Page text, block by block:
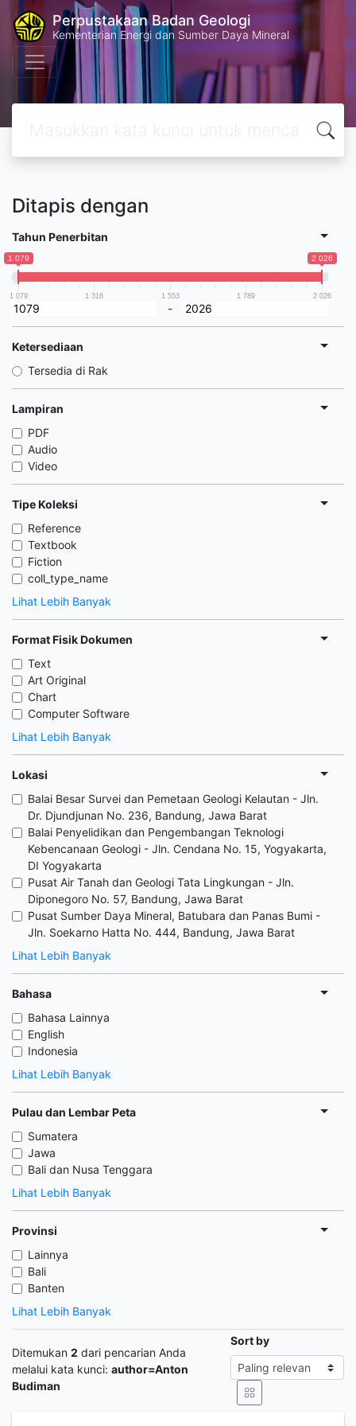
Perpustakaan Badan Geologi
Kementerian Energi dan Sumber Daya Mineral
Ditapis dengan
Tahun Penerbitan
1 079 2 026
1 079 1 316 1 553 1 789 2 026
-
Ketersediaan
Tersedia di Rak
Lampiran
PDF
Audio
Video
Tipe Koleksi
Reference
Textbook
Fiction
coll_type_name
Lihat Lebih Banyak
Format Fisik Dokumen
Text
Art Original
Chart
Computer Software
Lihat Lebih Banyak
Lokasi
Balai Besar Survei dan Pemetaan Geologi Kelautan - Jln.
Dr. Djundjunan No. 236, Bandung, Jawa Barat
Balai Penyelidikan dan Pengembangan Teknologi
Kebencanaan Geologi - Jln. Cendana No. 15, Yogyakarta,
DI Yogyakarta
Pusat Air Tanah dan Geologi Tata Lingkungan - Jln.
Diponegoro No. 57, Bandung, Jawa Barat
Pusat Sumber Daya Mineral, Batubara dan Panas Bumi -
Jln. Soekarno Hatta No. 444, Bandung, Jawa Barat
Lihat Lebih Banyak
Bahasa
Bahasa Lainnya
English
Indonesia
Lihat Lebih Banyak
Pulau dan Lembar Peta
Sumatera
Jawa
Bali dan Nusa Tenggara
Lihat Lebih Banyak
Provinsi
Lainnya
Bali
Banten
Lihat Lebih Banyak
Ditemukan 2 dari pencarian Anda
melalui kata kunci: author=Anton
Budiman
Sort by